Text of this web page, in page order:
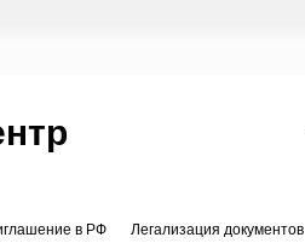
в РФ Легализация документов